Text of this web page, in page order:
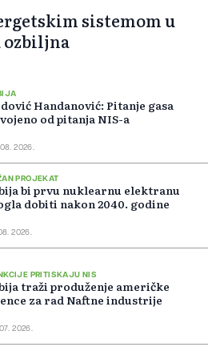
sistemom u
ozbiljna
Handanović: Pitanje gasa
od pitanja NIS-a
2026.
PROJEKAT
bi prvu nuklearnu elektranu
dobiti nakon 2040. godine
2026.
PRITISKAJU NIS
traži produženje američke
za rad Naftne industrije
2026.